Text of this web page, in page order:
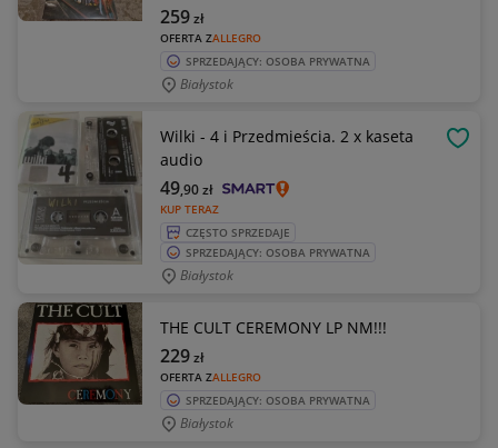
OFERTA ZALLEGRO
259zł
SPRZEDAJĄCY: OSOBA PRYWATNA
Białystok
Wilki - 4 i Przedmieścia. 2 x kaseta
audio
KUP TERAZ
49,90zł
CZĘSTO SPRZEDAJE
SPRZEDAJĄCY: OSOBA PRYWATNA
Białystok
THE CULT CEREMONY LP NM!!!
OFERTA ZALLEGRO
229zł
SPRZEDAJĄCY: OSOBA PRYWATNA
Białystok